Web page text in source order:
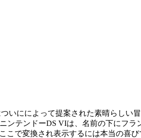
いにによって提案された素晴らしい
ンテンドーDS VIは、名前の下にフラ
こで変換され表示するには本当の喜び